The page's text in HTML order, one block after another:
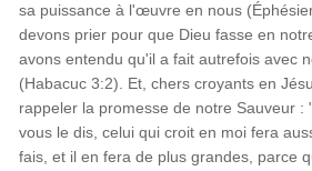
sa puissance à l'œuvre en nous
devons prier pour que Dieu fasse en
avons entendu qu'il a fait autrefois avec
(Habacuc 3:2). Et, chers croyants en
rappeler la promesse de notre Sauveur :
vous le dis, celui qui croit en moi fera
fais, et il en fera de plus grandes, parce